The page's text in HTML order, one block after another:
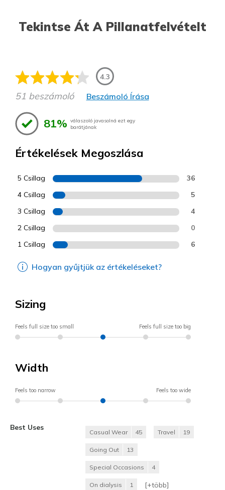
Tekintse Át A Pillanatfelvételt
4.3
51 beszámoló Beszámoló Írása
81% válaszoló javasolná ezt egy
barátjának
Értékelések Megoszlása
5 Csillag 36
4 Csillag 5
3 Csillag 4
2 Csillag 0
1 Csillag 6
Hogyan gyűjtjük az értékeléseket?
Sizing
Feels full size too small Feels full size too big
Width
Feels too narrow Feels too wide
Best Uses
Casual Wear 45 Travel 19
Going Out 13
Special Occasions 4
On dialysis 1 [+több]